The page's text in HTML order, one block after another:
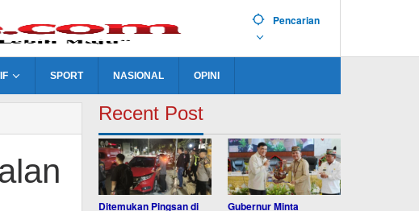
Pencarian
SPORT NASIONAL OPINI
Recent Post
Ditemukan Pingsan di
Gubernur Minta